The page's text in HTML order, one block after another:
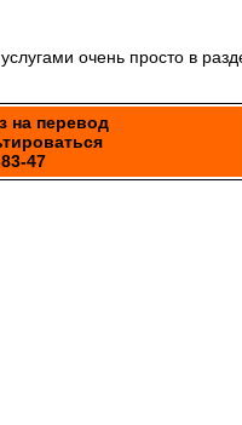
очень просто в
на перевод
47